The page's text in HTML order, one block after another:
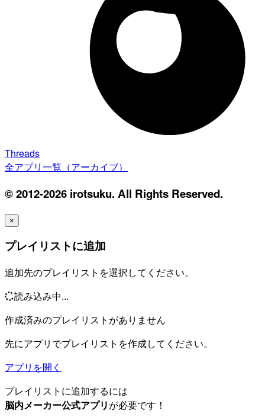
Threads
全アプリ一覧（アーカイブ）
© 2012-2026 irotsuku. All Rights Reserved.
×
プレイリストに追加
追加先のプレイリストを選択してください。
読み込み中...
作成済みのプレイリストがありません
先にアプリでプレイリストを作成してください。
アプリを開く
プレイリストに追加するには
脳内メーカー公式アプリが必要です！